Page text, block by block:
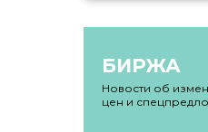
БИРЖА
Новости об
цен и